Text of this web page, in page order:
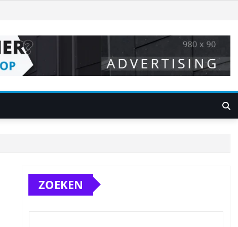
ZOEKEN